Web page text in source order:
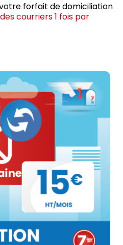
forfait de domiciliation
courriers 1 fois par